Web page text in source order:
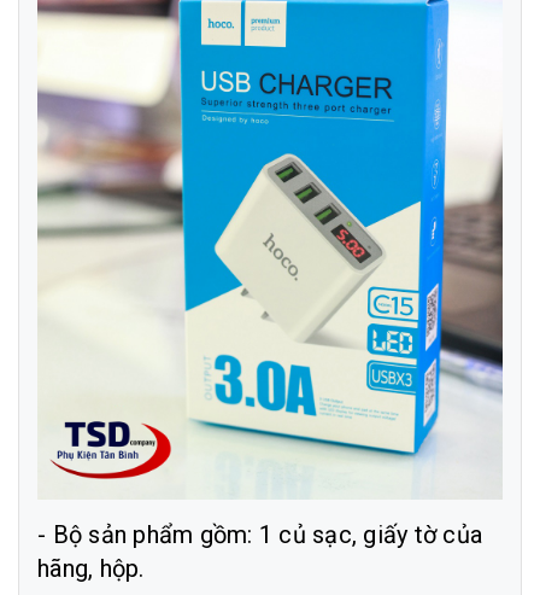
- Bộ sản phẩm gồm: 1 củ sạc, giấy tờ của
hãng, hộp.